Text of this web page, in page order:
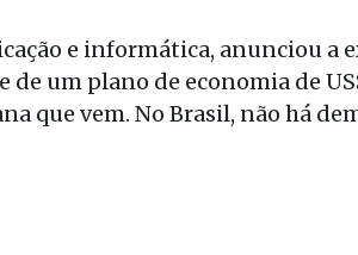
e informática, anunciou a
de um plano de economia de
que vem. No Brasil, não há